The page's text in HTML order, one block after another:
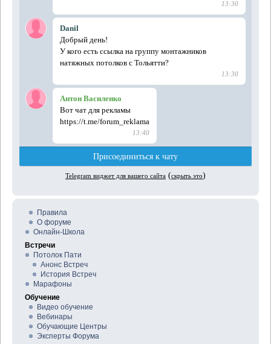
Правила
О форуме
Онлайн-Школа
Встречи
Потолок Пати
Анонс Встреч
История Встреч
Марафоны
Обучение
Видео обучение
Вебинары
Обучающие Центры
Эксперты Форума